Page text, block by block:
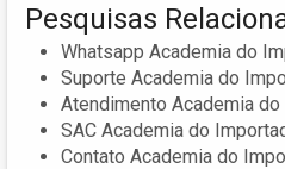
Pesquisas
Whatsapp Academia do
Suporte Academia do
Atendimento Academia
SAC Academia do
Contato Academia do